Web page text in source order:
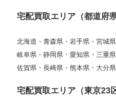
宅配買取エリア（都道府県
北海道・青森県・岩手県・宮城
岐阜県・静岡県・愛知県・三重
佐賀県・長崎県・熊本県・大分
宅配買取エリア（東京23